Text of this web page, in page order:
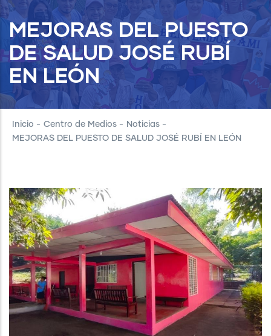
MEJORAS DEL PUESTO
DE SALUD JOSÉ RUBÍ
EN LEÓN
Inicio - Centro de Medios - Noticias -
MEJORAS DEL PUESTO DE SALUD JOSÉ RUBÍ EN LEÓN